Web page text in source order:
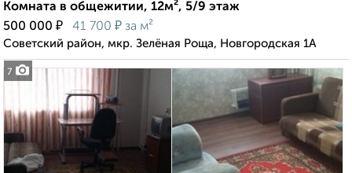
7
Комната в общежитии, 12м², 5/9 этаж
500 000 ₽ 41 700 ₽ за м²
Советский район, мкр. Зелёная Роща, Новгородская 1А